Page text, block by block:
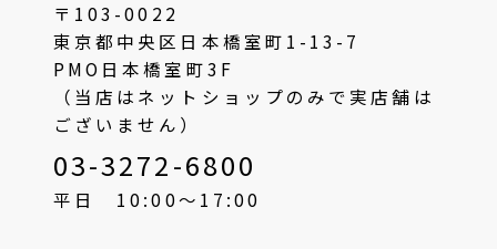
〒103-0022
東京都中央区日本橋室町1-13-7
PMO日本橋室町3F
（当店はネットショップのみで実店舗は
ございません）
03-3272-6800
平日 10:00〜17:00